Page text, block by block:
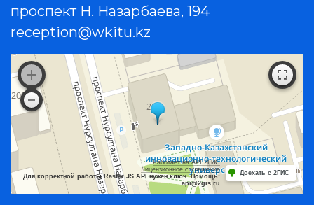
проспект Н. Назарбаева, 194
reception@wkitu.kz
Работает на API 2ГИС
Лицензионное соглашение
Для корректной работы Raster JS API нужен ключ. Помощь:
api@2gis.ru
Доехать с 2ГИС